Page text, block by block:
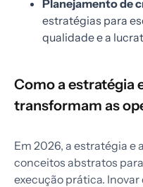
Planejamento de
estratégias para
qualidade e a
Como a estratégia
transformam as
Em 2026, a estratégia e
conceitos abstratos
execução prática.